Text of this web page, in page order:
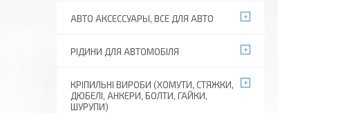
АВТО АКСЕССУАРЫ, ВСЕ ДЛЯ АВТО
РІДИНИ ДЛЯ АВТОМОБІЛЯ
КРІПИЛЬНІ ВИРОБИ (ХОМУТИ, СТЯЖКИ,
ДЮБЕЛІ, АНКЕРИ, БОЛТИ, ГАЙКИ,
ШУРУПИ)